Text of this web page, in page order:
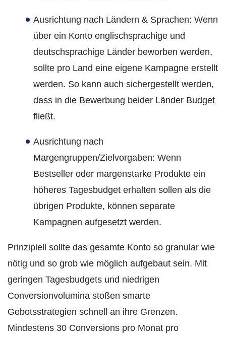
Ausrichtung nach Ländern & Sprachen: Wenn
über ein Konto englischsprachige und
deutschsprachige Länder beworben werden,
sollte pro Land eine eigene Kampagne erstellt
werden. So kann auch sichergestellt werden,
dass in die Bewerbung beider Länder Budget
fließt.
Ausrichtung nach
Margengruppen/Zielvorgaben: Wenn
Bestseller oder margenstarke Produkte ein
höheres Tagesbudget erhalten sollen als die
übrigen Produkte, können separate
Kampagnen aufgesetzt werden.
Prinzipiell sollte das gesamte Konto so granular wie
nötig und so grob wie möglich aufgebaut sein. Mit
geringen Tagesbudgets und niedrigen
Conversionvolumina stoßen smarte
Gebotsstrategien schnell an ihre Grenzen.
Mindestens 30 Conversions pro Monat pro